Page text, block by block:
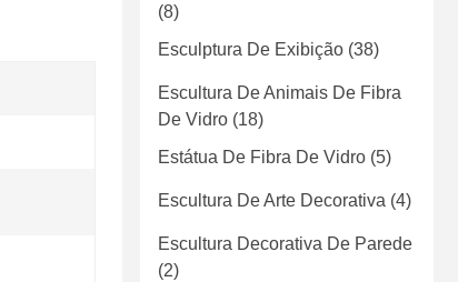
(8)
Esculptura De Exibição (38)
Escultura De Animais De Fibra
De Vidro (18)
Estátua De Fibra De Vidro (5)
Escultura De Arte Decorativa (4)
Escultura Decorativa De Parede
(2)